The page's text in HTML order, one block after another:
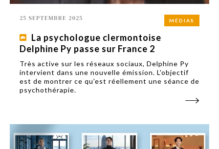
MÉDIAS
25 SEPTEMBRE 2025
La psychologue clermontoise
Delphine Py passe sur France 2
Très active sur les réseaux sociaux, Delphine Py
intervient dans une nouvelle émission. L'objectif
est de montrer ce qu'est réellement une séance de
psychothérapie.